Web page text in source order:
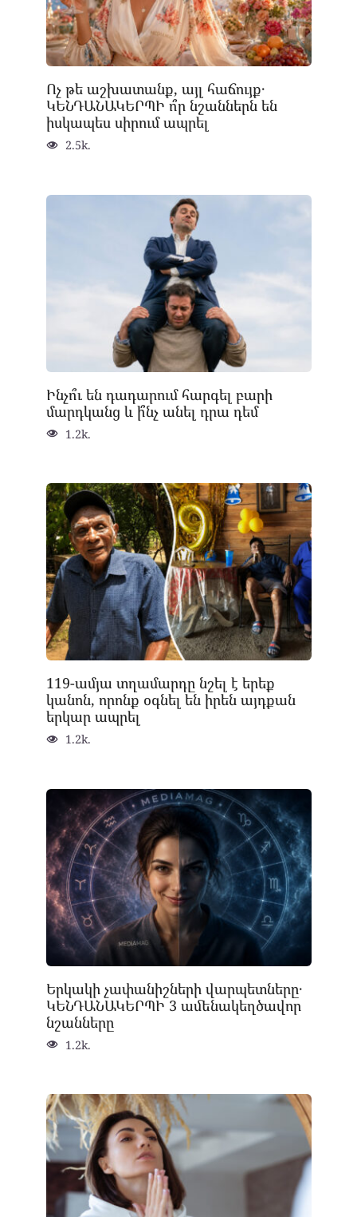
Ոչ թե աշխատանք, այլ հաճույք․
ԿԵՆԴԱՆԱԿԵՐՊԻ ո՞ր նշաններն են
իսկապես սիրում ապրել
2.5k.
Ինչո՞ւ են դադարում հարգել բարի
մարդկանց և ի՞նչ անել դրա դեմ
1.2k.
119-ամյա տղամարդը նշել է երեք
կանոն, որոնք օգնել են իրեն այդքան
երկար ապրել
1.2k.
Երկակի չափանիշների վարպետները․
ԿԵՆԴԱՆԱԿԵՐՊԻ 3 ամենակեղծավոր
նշանները
1.2k.